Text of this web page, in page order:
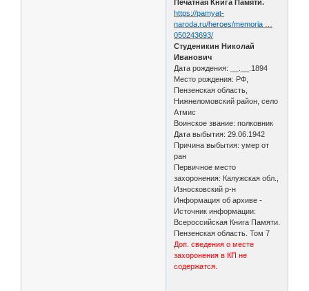
Печатная Книга Памяти.
https://pamyat-
naroda.ru/heroes/memoria …
050243693/
Студеникин Николай
Иванович
Дата рождения: __.__.1894
Место рождения: РФ,
Пензенская область,
Нижнеломовский район, село
Атмис
Воинское звание: полковник
Дата выбытия: 29.06.1942
Причина выбытия: умер от
ран
Первичное место
захоронения: Калужская обл.,
Износковский р-н
Информация об архиве -
Источник информации:
Всероссийская Книга Памяти.
Пензенская область. Том 7
Доп. сведения о месте
захоронения в КП не
содержатся.